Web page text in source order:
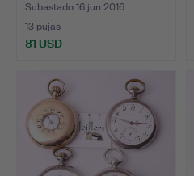
Subastado 16 jun 2016
13 pujas
81 USD